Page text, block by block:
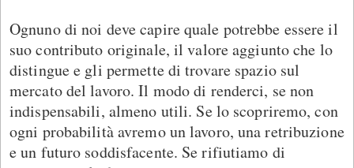
Ognuno di noi deve capire quale potrebbe essere il
suo contributo originale, il valore aggiunto che lo
distingue e gli permette di trovare spazio sul
mercato del lavoro. Il modo di renderci, se non
indispensabili, almeno utili. Se lo scopriremo, con
ogni probabilità avremo un lavoro, una retribuzione
e un futuro soddisfacente. Se rifiutiamo di